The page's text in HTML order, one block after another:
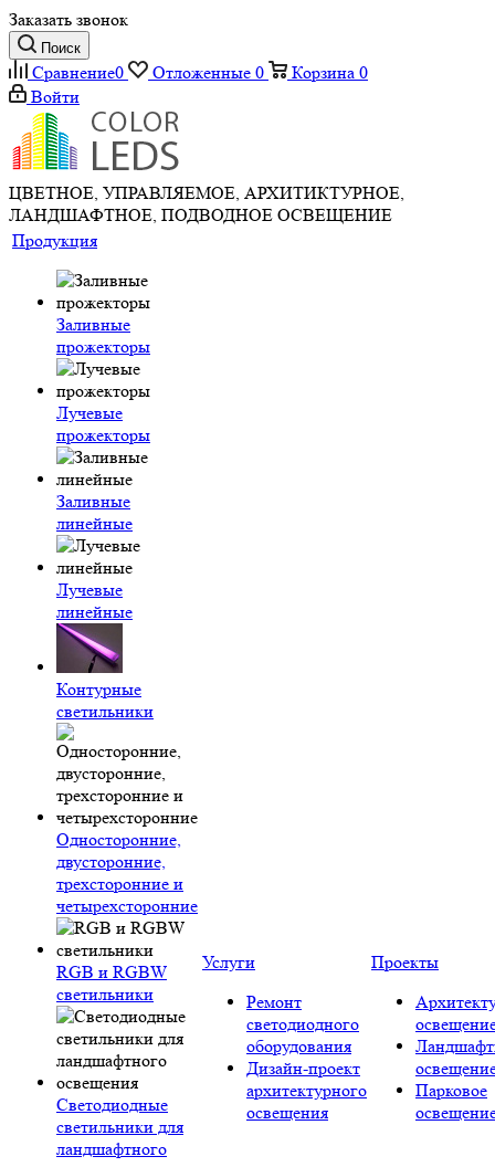
Заказать звонок
Поиск
Сравнение0 Отложенные 0 Корзина 0
Войти
ЦВЕТНОЕ, УПРАВЛЯЕМОЕ, АРХИТИКТУРНОЕ,
ЛАНДШАФТНОЕ, ПОДВОДНОЕ ОСВЕЩЕНИЕ
Продукция
Заливные
прожекторы
Лучевые
прожекторы
Заливные
линейные
Лучевые
линейные
Контурные
светильники
Односторонние,
двусторонние,
трехсторонние и
четырехсторонние
RGB и RGBW
светильники
Светодиодные
светильники для
ландшафтного
Услуги
Ремонт
светодиодного
оборудования
Дизайн-проект
архитектурного
освещения
Проекты
Парковое